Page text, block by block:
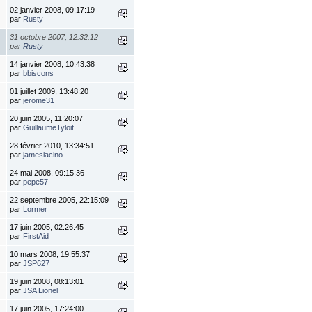
02 janvier 2008, 09:17:19
par Rusty
31 octobre 2007, 12:32:12
parRusty
14 janvier 2008, 10:43:38
parbbiscons
01 juillet 2009, 13:48:20
parjerome31
20 juin 2005, 11:20:07
parGuillaumeTyloit
28 février 2010, 13:34:51
parjamesiacino
24 mai 2008, 09:15:36
parpepe57
22 septembre 2005, 22:15:09
par Lormer
17 juin 2005, 02:26:45
par FirstAid
10 mars 2008, 19:55:37
parJSP627
19 juin 2008, 08:13:01
parJSA Lionel
17 juin 2005, 17:24:00